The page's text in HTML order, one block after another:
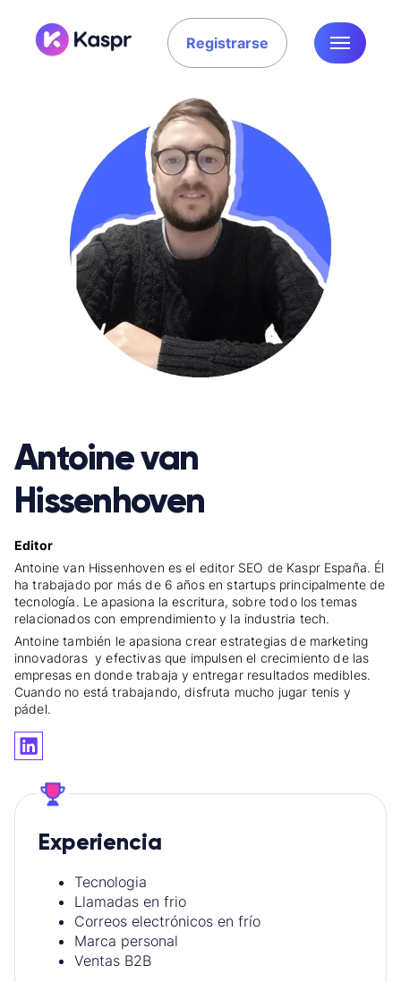
Registrarse
Antoine van
Hissenhoven
Editor
Antoine van Hissenhoven es el editor SEO de Kaspr España. Él
ha trabajado por más de 6 años en startups principalmente de
tecnología. Le apasiona la escritura, sobre todo los temas
relacionados con emprendimiento y la industria tech.
Antoine también le apasiona crear estrategias de marketing
innovadoras y efectivas que impulsen el crecimiento de las
empresas en donde trabaja y entregar resultados medibles.
Cuando no está trabajando, disfruta mucho jugar tenis y
pádel.
Experiencia
Tecnologia
Llamadas en frio
Correos electrónicos en frío
Marca personal
Ventas B2B